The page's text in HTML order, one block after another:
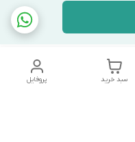
پروفایل سبد خرید